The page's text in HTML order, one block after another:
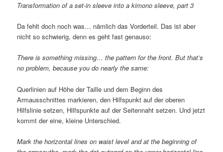
Transformation of a set-in sleeve into a kimono sleeve, part 3
Da fehlt doch noch was… nämlich das Vorderteil. Das ist aber
nicht so schwierig, denn es geht fast genauso:
There is something missing… the pattern for the front. But that’s
no problem, because you do nearly the same:
Querlinien auf Höhe der Taille und dem Beginn des
Armausschnittes markieren, den Hilfspunkt auf der oberen
Hilfslinie setzen, Hilfspunkte auf der Seitennaht setzen. Und jetzt
kommt der eine, kleine Unterschied.
Mark the horizontal lines on waist level and at the beginning of